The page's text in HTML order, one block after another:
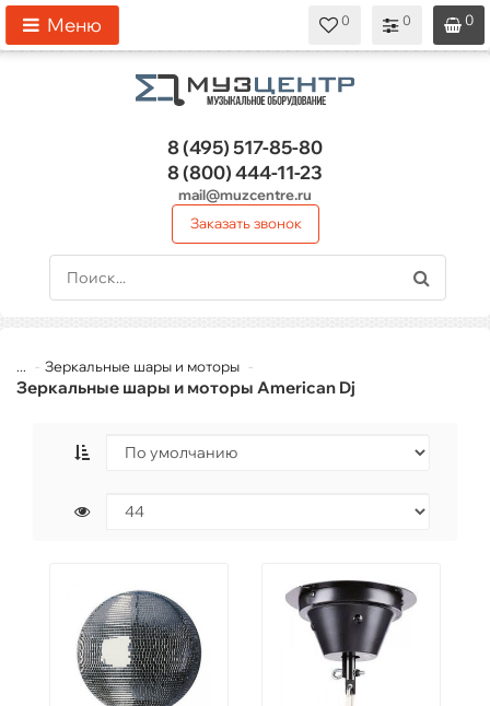
0
0
0
Меню
8 (495)517-85-80
8 (800)444-11-23
mail@muzcentre.ru
Заказать звонок
... Зеркальные шары и моторы
Зеркальные шары и моторы American Dj